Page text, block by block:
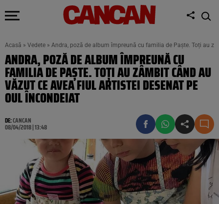
Acasă » Vedete » Andra, poză de album împreună cu familia de Paște. Toți au
ANDRA, POZĂ DE ALBUM ÎMPREUNĂ CU
FAMILIA DE PAȘTE. TOȚI AU ZÂMBIT CÂND AU
VĂZUT CE AVEA FIUL ARTISTEI DESENAT PE
OUL ÎNCONDEIAT
DE:CANCAN
08/04/2018 | 13:48